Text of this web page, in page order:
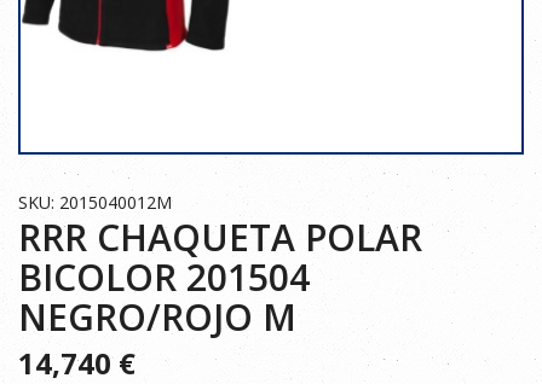
SKU: 2015040012M
RRR CHAQUETA POLAR
BICOLOR 201504
NEGRO/ROJO M
14,740€